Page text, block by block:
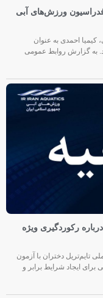
ورزش‌های آبی
احمدی به عنوان
به گزارش روابط عمومی
رکوردگیری ویژه
تایم‌تریل دختران با آزمون
ایجاد شرایط برابر و